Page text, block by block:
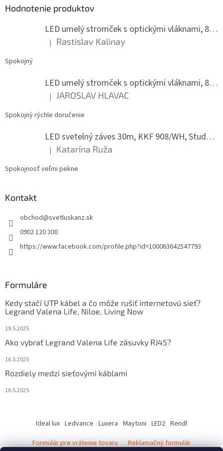
Hodnotenie produktov
LED umelý stromček s optickými vláknami, 80 cm
Hodnotenie produktu je 5 z 5 hviezdičiek.
| Rastislav Kalinay
Spokojný
LED umelý stromček s optickými vláknami, 80 cm
Hodnotenie produktu je 5 z 5 hviezdičiek.
| JAROSLAV HLAVAC
Spokojný rýchle doručenie
LED svetelný záves 30m, KKF 908/WH, Studená biela
Hodnotenie produktu je 5 z 5 hviezdičiek.
| Katarína Ruža
Spokojnosť veľmi pekne
Kontakt
obchod@svetluskanz.sk
0902 120 300
https://www.facebook.com/profile.php?id=100063642547793
Formuláre
Kedy stačí UTP kábel a čo môže rušiť internetovú sieť?
Legrand Valena Life, Niloe, Living Now
19.5.2025
Ako vybrať Legrand Valena Life zásuvky RJ45?
16.5.2025
Rozdiely medzi sieťovými káblami
16.5.2025
Ideal lux Ledvance Luxera Maytoni LED2 Rendl
Formulár pre vrátenie tovaru
Reklamačný formulár